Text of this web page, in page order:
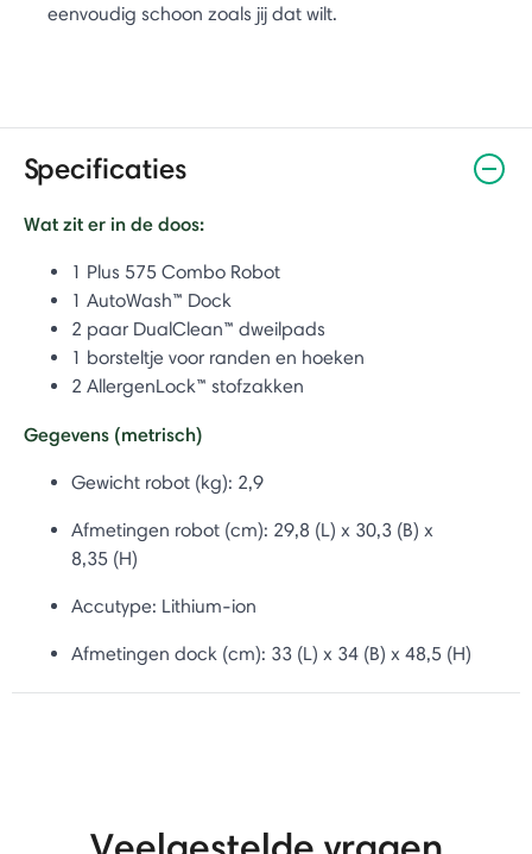
eenvoudig schoon zoals jij dat wilt.
Specificaties
Wat zit er in de doos:
1 Plus 575 Combo Robot
1 AutoWash™ Dock
2 paar DualClean™ dweilpads
1 borsteltje voor randen en hoeken
2 AllergenLock™ stofzakken
Gegevens (metrisch)
Gewicht robot (kg): 2,9
Afmetingen robot (cm): 29,8 (L) x 30,3 (B) x
8,35 (H)
Accutype: Lithium-ion
Afmetingen dock (cm): 33 (L) x 34 (B) x 48,5 (H)